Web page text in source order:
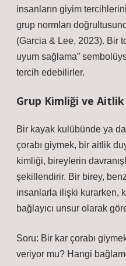
insanların giyim
grup normları
(Garcia & Lee, 2023). Bir
uyum sağlama”
tercih edebilirler.
Grup Kimliği ve Aitlik
Bir kayak kulübünde ya
çorabı giymek, bir aitlik
kimliği, bireylerin
şekillendirir. Bir birey,
insanlarla ilişki kurarken,
bağlayıcı unsur olarak
Soru: Bir kar çorabı
veriyor mu? Hangi